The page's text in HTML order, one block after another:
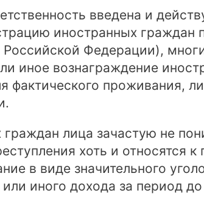
введена и
иностранных граждан
Российской Федерации),
иное вознаграждение
фактического проживания,
лица зачастую не
хоть и относятся
в виде значительного
иного дохода за период